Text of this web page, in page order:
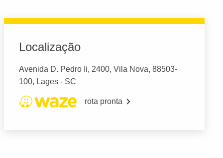
Localização
Avenida D. Pedro Ii, 2400, Vila Nova, 88503-
100, Lages - SC
rota pronta